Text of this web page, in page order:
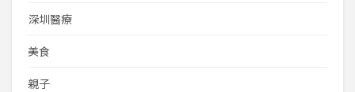
深圳醫療
美食
親子